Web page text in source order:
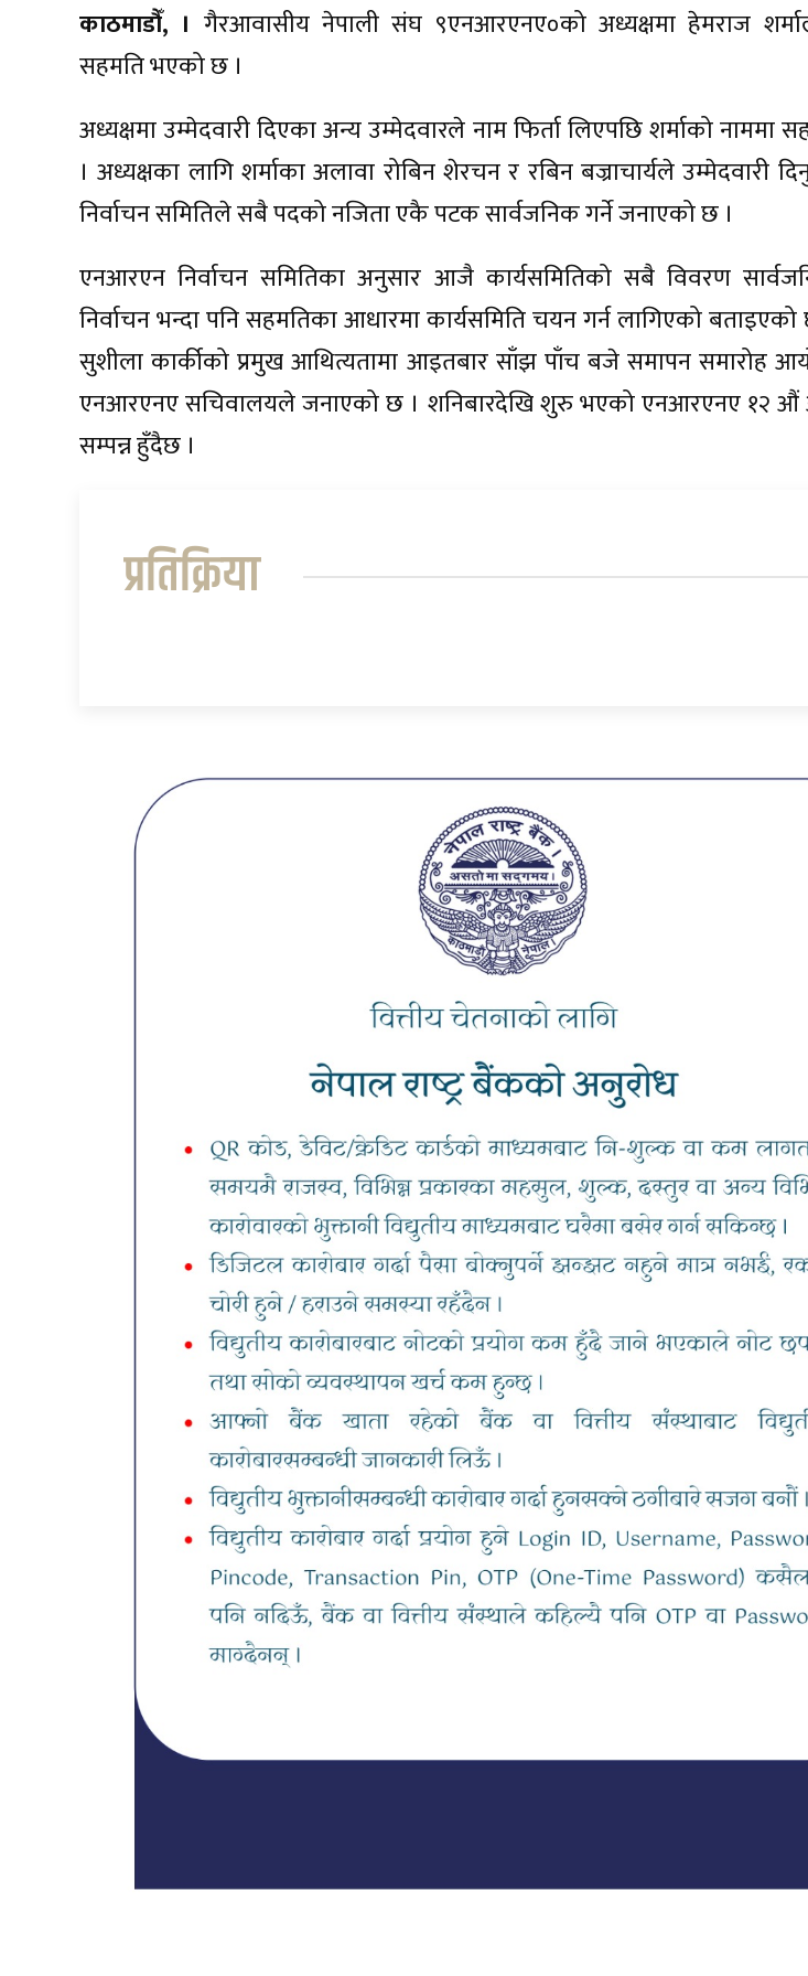
काठमाडौँ, । गैरआवासीय नेपाली संघ ९एनआरएनए०को अध्यक्षमा हेमराज
सहमति भएको छ ।
अध्यक्षमा उम्मेदवारी दिएका अन्य उम्मेदवारले नाम फिर्ता लिएपछि शर्माको नाममा
। अध्यक्षका लागि शर्माका अलावा रोबिन शेरचन र रबिन बज्राचार्यले उम्मेदवारी
निर्वाचन समितिले सबै पदको नजिता एकै पटक सार्वजनिक गर्ने जनाएको छ ।
एनआरएन निर्वाचन समितिका अनुसार आजै कार्यसमितिको सबै विवरण
निर्वाचन भन्दा पनि सहमतिका आधारमा कार्यसमिति चयन गर्न लागिएको बताइएको छ
सुशीला कार्कीको प्रमुख आथित्यतामा आइतबार साँझ पाँच बजे समापन समारोह
एनआरएनए सचिवालयले जनाएको छ । शनिबारदेखि शुरु भएको एनआरएनए १२
सम्पन्न हुँदैछ ।
प्रतिक्रिया